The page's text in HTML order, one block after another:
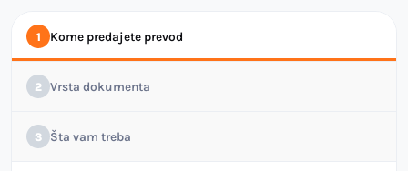
1 Kome predajete prevod
2 Vrsta dokumenta
3 Šta vam treba